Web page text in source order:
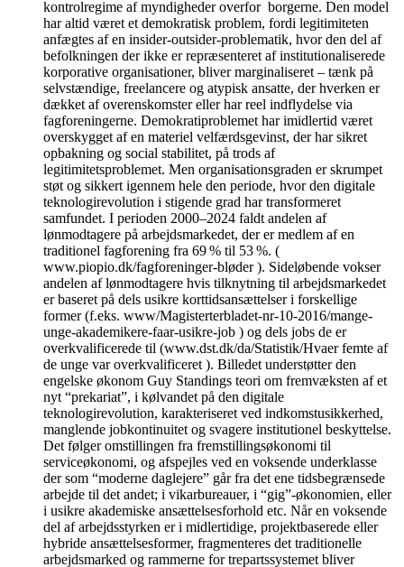
kontrolregime af myndigheder overfor borgerne. Den model
har altid været et demokratisk problem, fordi legitimiteten
anfægtes af en insider-outsider-problematik, hvor den del af
befolkningen der ikke er repræsenteret af institutionaliserede
korporative organisationer, bliver marginaliseret – tænk på
selvstændige, freelancere og atypisk ansatte, der hverken er
dækket af overenskomster eller har reel indflydelse via
fagforeningerne. Demokratiproblemet har imidlertid været
overskygget af en materiel velfærdsgevinst, der har sikret
opbakning og social stabilitet, på trods af
legitimitetsproblemet. Men organisationsgraden er skrumpet
støt og sikkert igennem hele den periode, hvor den digitale
teknologirevolution i stigende grad har transformeret
samfundet. I perioden 2000–2024 faldt andelen af
lønmodtagere på arbejdsmarkedet, der er medlem af en
traditionel fagforening fra 69 % til 53 %. (
www.piopio.dk/fagforeninger-bløder ). Sideløbende vokser
andelen af lønmodtagere hvis tilknytning til arbejdsmarkedet
er baseret på dels usikre korttidsansættelser i forskellige
former (f.eks. www/Magisterterbladet-nr-10-2016/mange-
unge-akademikere-faar-usikre-job ) og dels jobs de er
overkvalificerede til (www.dst.dk/da/Statistik/Hvaer femte af
de unge var overkvalificeret ). Billedet understøtter den
engelske økonom Guy Standings teori om fremvæksten af et
nyt “prekariat”, i kølvandet på den digitale
teknologirevolution, karakteriseret ved indkomstusikkerhed,
manglende jobkontinuitet og svagere institutionel beskyttelse.
Det følger omstillingen fra fremstillingsøkonomi til
serviceøkonomi, og afspejles ved en voksende underklasse
der som “moderne daglejere” går fra det ene tidsbegrænsede
arbejde til det andet; i vikarbureauer, i “gig”-økonomien, eller
i usikre akademiske ansættelsesforhold etc. Når en voksende
del af arbejdsstyrken er i midlertidige, projektbaserede eller
hybride ansættelsesformer, fragmenteres det traditionelle
arbejdsmarked og rammerne for trepartssystemet bliver